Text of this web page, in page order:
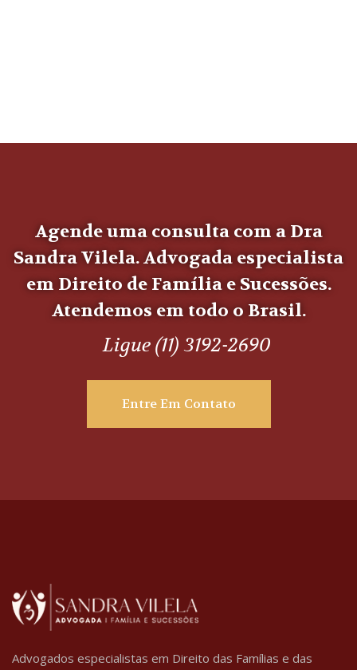
Agende uma consulta com a Dra
Sandra Vilela. Advogada especialista
em Direito de Família e Sucessões.
Atendemos em todo o Brasil.
Ligue (11) 3192-2690
Entre Em Contato
Advogados especialistas em Direito das Famílias e das